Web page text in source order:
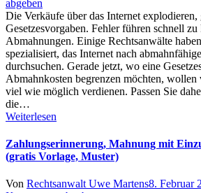
abgeben
Die Verkäufe über das Internet explodieren,
Gesetzesvorgaben. Fehler führen schnell zu
Abmahnungen. Einige Rechtsanwälte
spezialisiert, das Internet nach
durchsuchen. Gerade jetzt, wo eine
Abmahnkosten begrenzen möchten, wollen
viel wie möglich verdienen. Passen Sie
die…
Weiterlesen
Zahlungserinnerung, Mahnung mit
(gratis Vorlage, Muster)
Author
Von Rechtsanwalt Uwe MartensPosted
8. Februar